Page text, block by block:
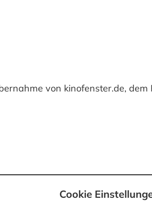
von kinofenster.de,
Cookie